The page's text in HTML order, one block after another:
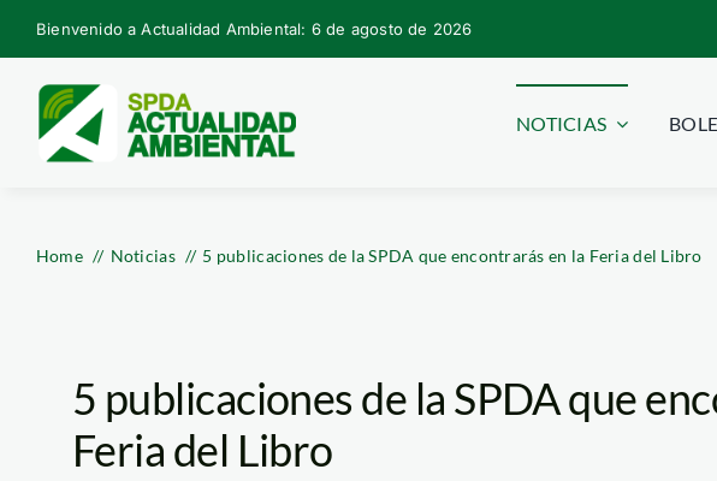
Skip
to
content
Bienvenido a Actualidad Ambiental: 6 de agosto de 2026
NOTICIAS
Home Noticias 5 publicaciones de la SPDA que encontrarás en la Feria del Libro
5 publicaciones de la SPDA que
Feria del Libro